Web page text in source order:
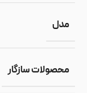
مدل
محصولات سازگار